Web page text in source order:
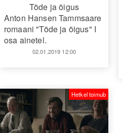
Tõde ja õigus
Anton Hansen Tammsaare
romaani "Tõde ja õigus" I
osa ainetel.
02.01.2019 12:00
Hetkel toimub